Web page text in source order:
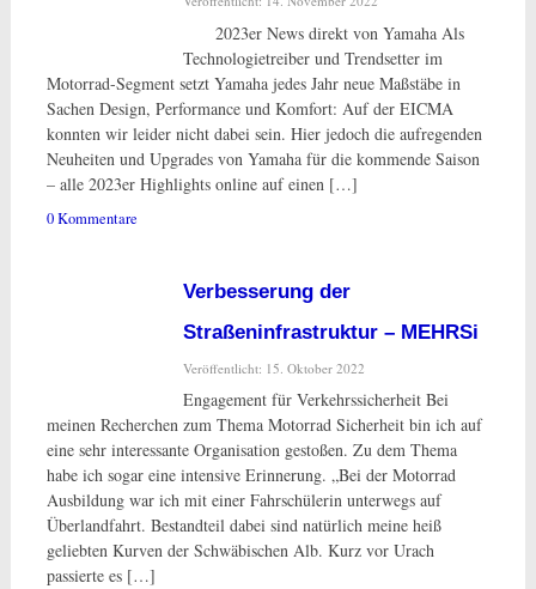
2023er News direkt von Yamaha Als
Technologietreiber und Trendsetter im
Motorrad-Segment setzt Yamaha jedes Jahr neue Maßstäbe in
Sachen Design, Performance und Komfort: Auf der EICMA
konnten wir leider nicht dabei sein. Hier jedoch die aufregenden
Neuheiten und Upgrades von Yamaha für die kommende Saison
– alle 2023er Highlights online auf einen […]
0 Kommentare
Verbesserung der
Straßeninfrastruktur – MEHRSi
Veröffentlicht: 15. Oktober 2022
Engagement für Verkehrssicherheit Bei
meinen Recherchen zum Thema Motorrad Sicherheit bin ich auf
eine sehr interessante Organisation gestoßen. Zu dem Thema
habe ich sogar eine intensive Erinnerung. „Bei der Motorrad
Ausbildung war ich mit einer Fahrschülerin unterwegs auf
Überlandfahrt. Bestandteil dabei sind natürlich meine heiß
geliebten Kurven der Schwäbischen Alb. Kurz vor Urach
passierte es […]